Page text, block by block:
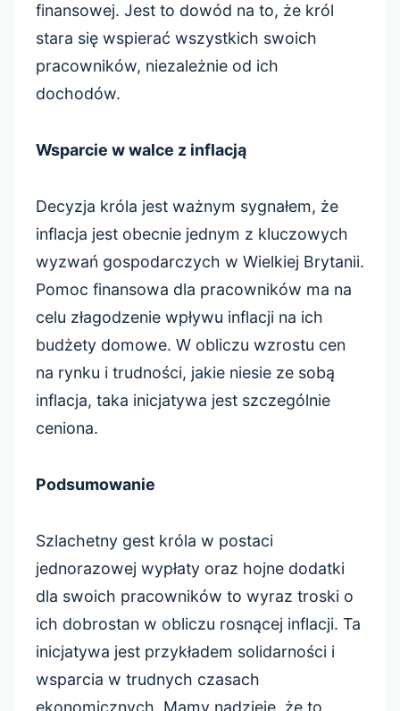
finansowej. Jest to dowód na to, że król
stara się wspierać wszystkich swoich
pracowników, niezależnie od ich
dochodów.
Wsparcie w walce z inflacją
Decyzja króla jest ważnym sygnałem, że
inflacja jest obecnie jednym z kluczowych
wyzwań gospodarczych w Wielkiej Brytanii.
Pomoc finansowa dla pracowników ma na
celu złagodzenie wpływu inflacji na ich
budżety domowe. W obliczu wzrostu cen
na rynku i trudności, jakie niesie ze sobą
inflacja, taka inicjatywa jest szczególnie
ceniona.
Podsumowanie
Szlachetny gest króla w postaci
jednorazowej wypłaty oraz hojne dodatki
dla swoich pracowników to wyraz troski o
ich dobrostan w obliczu rosnącej inflacji. Ta
inicjatywa jest przykładem solidarności i
wsparcia w trudnych czasach